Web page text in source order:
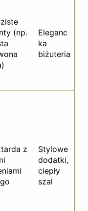
(np.
Eleganc
ka
biżuteria
z
Stylowe
dodatki,
ciepły
szal